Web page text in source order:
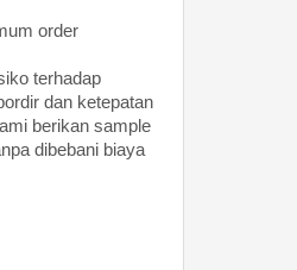
order
terhadap
dan ketepatan
berikan sample
dibebani biaya